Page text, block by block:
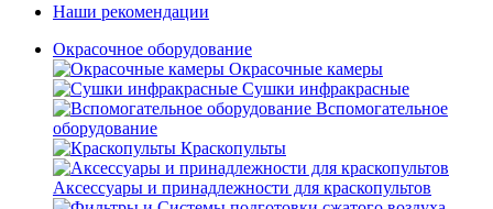
Наши рекомендации
Окрасочное оборудование
Окрасочные камеры
Сушки инфракрасные
Вспомогательное
оборудование
Краскопульты
Аксессуары и принадлежности для краскопультов